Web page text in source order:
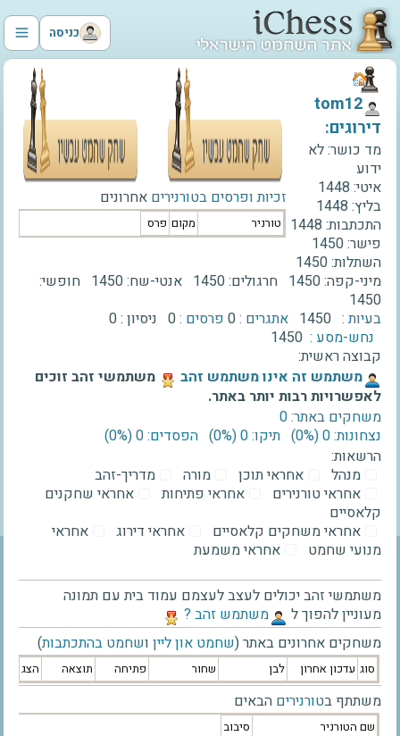
כניסה
זכיות ופרסים בטורנירים אחרונים
טורניר מקום פרס
‫tom12‬
דירוגים:
מד כושר:לא
ידוע
איטי: 1448
בליץ: 1448
התכתבות: 1448
פישר:1450
השתלות:1450
מיני-קפה:1450 חרגולים:1450 אנטי-שח:1450 חופשי:
1450
בעיות : 1450 אתגרים :0 פרסים :0 ניסיון :0
נחש-מסע : 1450
קבוצה ראשית:
‫משתמש זה אינו משתמש זהב‬
משתמשי זהב זוכים
לאפשרויות רבות יותר באתר.
משחקים באתר: 0
נצחונות: 0 ‫(0%)‬
תיקו: 0 ‫(0%)‬
הפסדים: 0 ‫(0%)‬
הרשאות:
מנהל
אחראי תוכן מורה
מדריך-זהב
אחראי טורנירים
אחראי פתיחות
אחראי שחקנים
קלאסיים
אחראי משחקים קלאסיים
אחראי דירוג
אחראי
מנועי שחמט
אחראי משמעת
משתמשי זהב יכולים לעצב לעצמם עמוד בית עם תמונה
מעוניין להפוך ל
‫משתמש זהב ?‬
משחקים אחרונים באתר (שחמט און ליין ושחמט בהתכתבות)
סוג עדכון אחרון לבן שחור פתיחה תוצאה הצג
משתתף בטורנירים הבאים
שם הטורניר סיבוב